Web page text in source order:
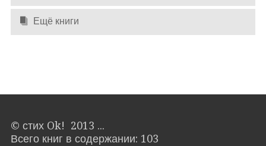
Ещё книги
© стих Ok! 2013 ...
Всего книг в содержании: 103